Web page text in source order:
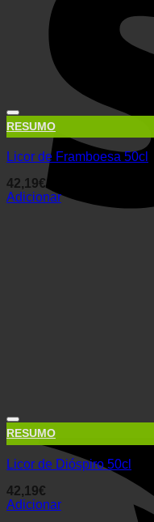
RESUMO
Licor de Framboesa 50cl
42,19€
Adicionar
RESUMO
Licor de Dióspiro 50cl
42,19€
Adicionar